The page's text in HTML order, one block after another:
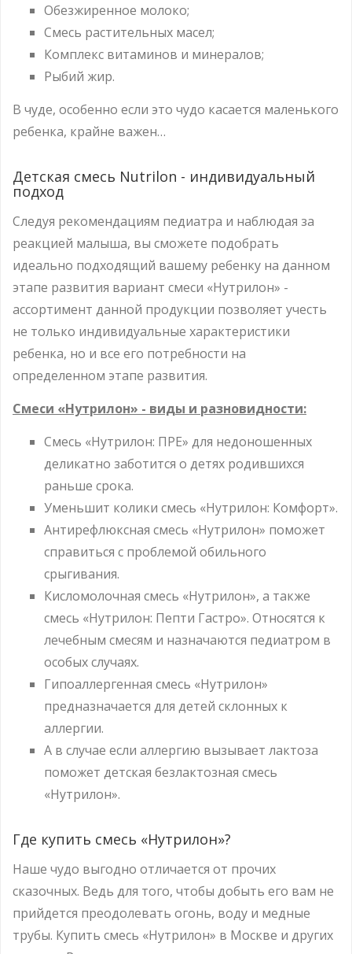
Обезжиренное молоко;
Смесь растительных масел;
Комплекс витаминов и минералов;
Рыбий жир.
В чуде, особенно если это чудо касается маленького
ребенка, крайне важен…
Детская смесь Nutrilon - индивидуальный
подход
Следуя рекомендациям педиатра и наблюдая за
реакцией малыша, вы сможете подобрать
идеально подходящий вашему ребенку на данном
этапе развития вариант смеси «Нутрилон» -
ассортимент данной продукции позволяет учесть
не только индивидуальные характеристики
ребенка, но и все его потребности на
определенном этапе развития.
Смеси «Нутрилон» - виды и разновидности:
Смесь «Нутрилон: ПРЕ» для недоношенных
деликатно заботится о детях родившихся
раньше срока.
Уменьшит колики смесь «Нутрилон: Комфорт».
Антирефлюксная смесь «Нутрилон» поможет
справиться с проблемой обильного
срыгивания.
Кисломолочная смесь «Нутрилон», а также
смесь «Нутрилон: Пепти Гастро». Относятся к
лечебным смесям и назначаются педиатром в
особых случаях.
Гипоаллергенная смесь «Нутрилон»
предназначается для детей склонных к
аллергии.
А в случае если аллергию вызывает лактоза
поможет детская безлактозная смесь
«Нутрилон».
Где купить смесь «Нутрилон»?
Наше чудо выгодно отличается от прочих
сказочных. Ведь для того, чтобы добыть его вам не
прийдется преодолевать огонь, воду и медные
трубы. Купить смесь «Нутрилон» в Москве и других